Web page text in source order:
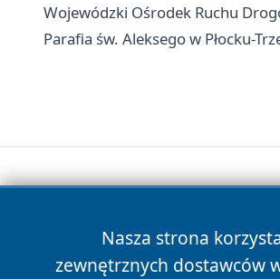
Wojewódzki Ośrodek Ruchu
Parafia św. Aleksego w Płocku-
Nasza strona
zewnętrznych dostawców